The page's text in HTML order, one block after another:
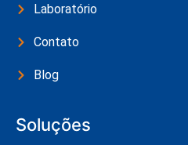
Laboratório
Contato
Blog
Soluções